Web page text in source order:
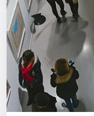
Рейтинги